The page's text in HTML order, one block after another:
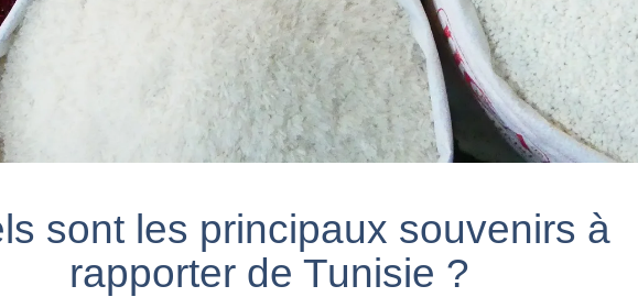
sont les principaux souvenirs à
rapporter de Tunisie ?